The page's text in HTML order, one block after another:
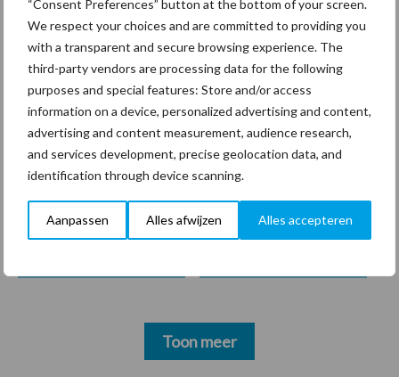
“Consent Preferences” button at the bottom of your screen.
We respect your choices and are committed to providing you
with a transparent and secure browsing experience. The
third-party vendors are processing data for the following
purposes and special features: Store and/or access
information on a device, personalized advertising and content,
advertising and content measurement, audience research,
and services development, precise geolocation data, and
identification through device scanning.
Aanpassen Alles afwijzen Alles accepteren
arbeidscontracten kent
mitsen en maren
Thema's Vakpartners
Coronavirus UVC
Toon meer